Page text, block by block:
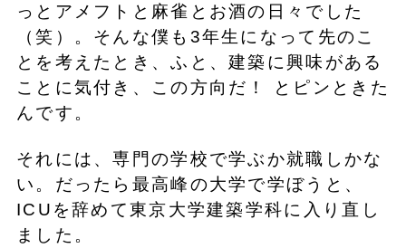
っとアメフトと麻雀とお酒の日々でした
（笑）。そんな僕も3年生になって先のこ
とを考えたとき、ふと、建築に興味がある
ことに気付き、この方向だ！ とピンときた
んです。
それには、専門の学校で学ぶか就職しかな
い。だったら最高峰の大学で学ぼうと、
ICUを辞めて東京大学建築学科に入り直し
ました。